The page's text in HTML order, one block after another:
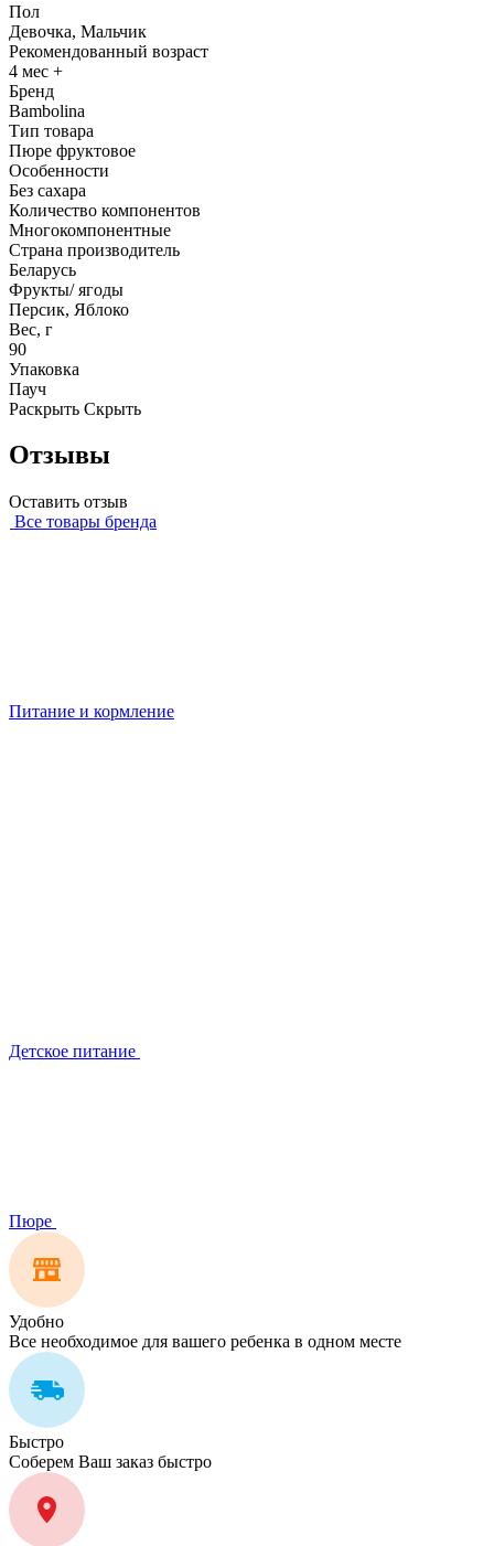
Пол
Девочка, Мальчик
Рекомендованный возраст
4 мес +
Бренд
Bambolina
Тип товара
Пюре фруктовое
Особенности
Без сахара
Количество компонентов
Многокомпонентные
Страна производитель
Беларусь
Фрукты/ ягоды
Персик, Яблоко
Вес, г
90
Упаковка
Пауч
Раскрыть Скрыть
Отзывы
Оставить отзыв
Все товары бренда
Питание и кормление
Детское питание
Пюре
Удобно
Все необходимое для вашего ребенка в одном месте
Быстро
Соберем Ваш заказ быстро